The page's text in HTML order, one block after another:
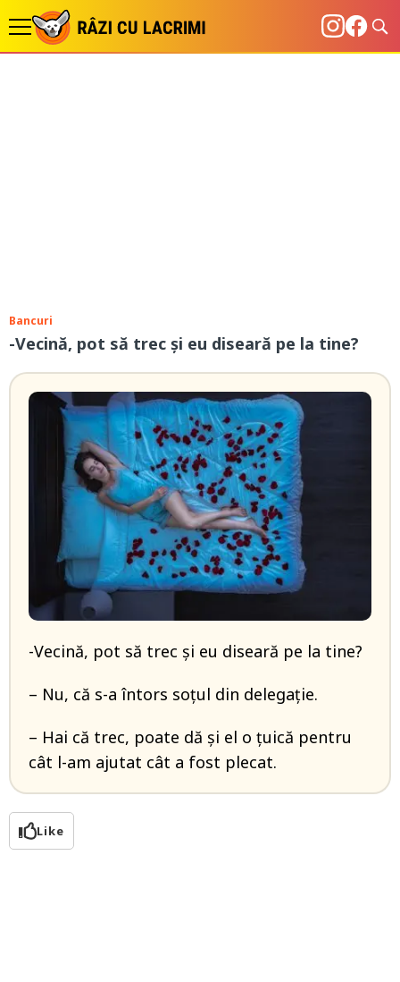
Bancuri
-Vecină, pot să trec și eu diseară pe la tine?
-Vecină, pot să trec și eu diseară pe la tine?
– Nu, că s-a întors soțul din delegație.
– Hai că trec, poate dă și el o țuică pentru
cât l-am ajutat cât a fost plecat.
Like